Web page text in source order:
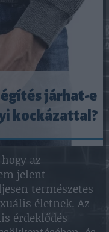
járhat-e
kockázattal?
az
jelent
természetes
életnek. Az
érdeklődés